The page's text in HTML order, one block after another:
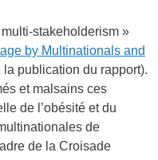
stakeholderism »
by Multinationals and
publication du rapport).
et malsains ces
de l’obésité et du
de
de la Croisade